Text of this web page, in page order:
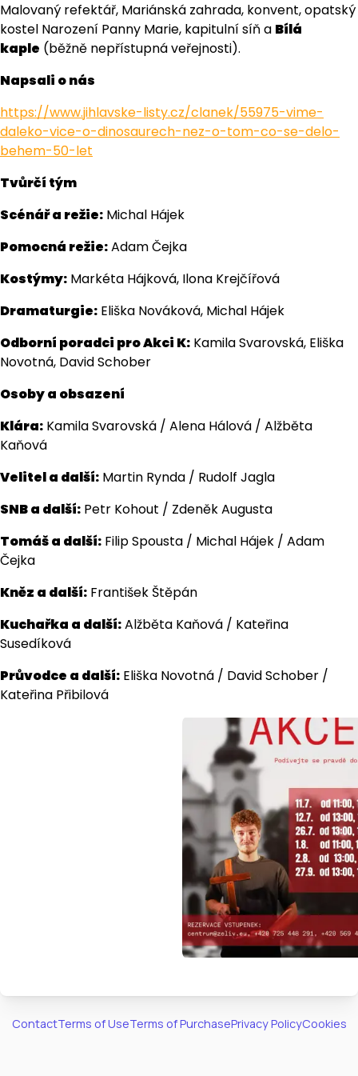
Malovaný refektář, Mariánská zahrada, konvent, opatský
kostel Narození Panny Marie, kapitulní síň a Bílá
kaple (běžně nepřístupná veřejnosti).
Napsali o nás
https://www.jihlavske-listy.cz/clanek/55975-vime-
daleko-vice-o-dinosaurech-nez-o-tom-co-se-delo-
behem-50-let
Tvůrčí tým
Scénář a režie: Michal Hájek
Pomocná režie:Adam Čejka
Kostýmy: Markéta Hájková, Ilona Krejčířová
Dramaturgie: Eliška Nováková, Michal Hájek
Odborní poradci pro Akci K: Kamila Svarovská, Eliška
Novotná, David Schober
Osoby a obsazení
Klára: Kamila Svarovská / Alena Hálová / Alžběta
Kaňová
Velitel a další: Martin Rynda / Rudolf Jagla
SNB a další: Petr Kohout / Zdeněk Augusta
Tomáš a další: Filip Spousta / Michal Hájek / Adam
Čejka
Kněz a další: František Štěpán
Kuchařka a další:Alžběta Kaňová / Kateřina
Susedíková
Průvodce a další: Eliška Novotná / David Schober /
Kateřina Přibilová
ContactTerms of UseTerms of PurchasePrivacy PolicyCookies